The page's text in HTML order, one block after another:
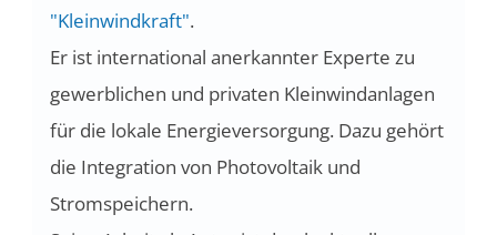
"Kleinwindkraft".
Er ist international anerkannter Experte zu
gewerblichen und privaten Kleinwindanlagen
für die lokale Energieversorgung. Dazu gehört
die Integration von Photovoltaik und
Stromspeichern.